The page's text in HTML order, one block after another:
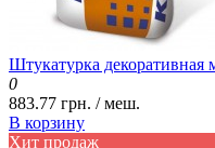
Штукатурка декоративная
0
883.77 грн. / меш.
В корзину
Хит продаж